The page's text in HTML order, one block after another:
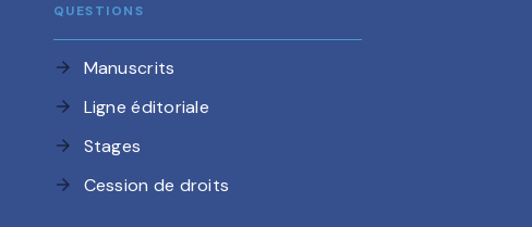
QUESTIONS
arrow_forward Manuscrits
arrow_forward Ligne éditoriale
arrow_forward Stages
arrow_forward Cession de droits